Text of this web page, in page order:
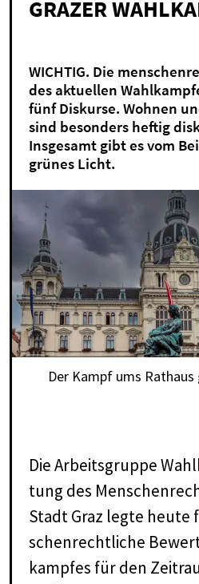
GRAZER
WICHTIG. Die
des aktuellen
fünf Diskurse. Wohnen
sind besonders heftig
Insgesamt gibt es vom
grünes Licht.
Der Kampf ums
Die Ar­beits­grup­pe
tung des
Stadt Graz leg­te
schen­recht­li­che
kamp­fes für den